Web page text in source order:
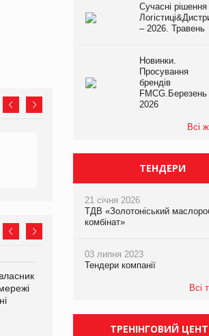
виробництва
Сучасні рішення
– 2026. Травень
Новинки.
Просування
брендів
FMCG.Березень
2026
Всі
ТЕНДЕРИ
21 січня 2026
ТДВ «Золотоніський
комбінат»
03 липня 2023
Тендери компанії
Всі
ТРЕНІНГОВИЙ